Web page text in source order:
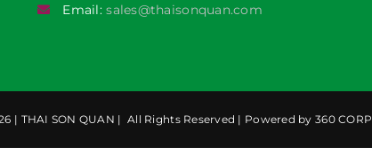
Email:sales@thaisonquan.com
| THAI SON QUAN | All Rights Reserved | Powered by360 CORP